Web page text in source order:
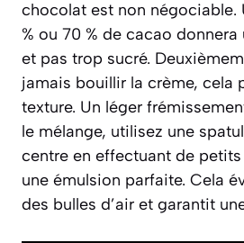
chocolat est non négociable.
% ou 70 % de cacao
et pas trop sucré.
jamais bouillir la crème, cela
texture. Un léger
le mélange, utilisez une
centre en effectuant de
une émulsion parfaite. Cela
des bulles d’air et garantit